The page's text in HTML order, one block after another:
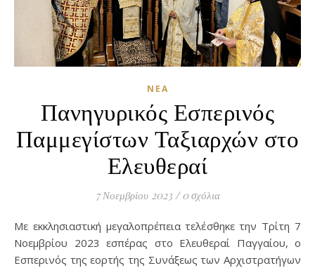
ΝΈΑ
Πανηγυρικός Εσπερινός
Παμμεγίστων Ταξιαρχών στο
Ελευθεραί
7 Νοεμβρίου 2023 / 0 σχόλια
Με εκκλησιαστική μεγαλοπρέπεια τελέσθηκε την Τρίτη 7
Νοεμβρίου 2023 εσπέρας στο Ελευθεραί Παγγαίου, ο
Εσπερινός της εορτής της Συνάξεως των Αρχιστρατήγων